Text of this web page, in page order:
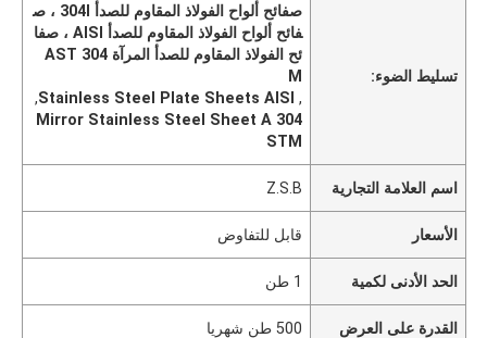
تسليط الضوء:
صفائح ألواح الفولاذ المقاوم للصدأ 304l ، ص
فائح ألواح الفولاذ المقاوم للصدأ AISI ، صفا
ئح الفولاذ المقاوم للصدأ المرآة 304 AST
M
,
Stainless Steel Plate Sheets AISI
,
304 Mirror Stainless Steel Sheet A
STM
اسم العلامة التجارية Z.S.B
الأسعار قابل للتفاوض
الحد الأدنى لكمية 1 طن
القدرة على العرض 500 طن شهريا